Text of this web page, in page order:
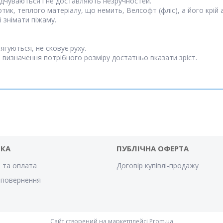
теплого матеріалу, що немить, Велсофт (фліс), а його крій
піжаму.
не сковує руху.
потрібного розміру достатньо вказати зріст.
та оплата
ПУБЛІЧНА ОФЕРТА
Договір купівлі-продажу